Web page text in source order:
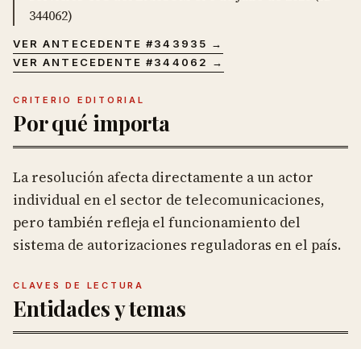
344062)
VER ANTECEDENTE #343935 →
VER ANTECEDENTE #344062 →
CRITERIO EDITORIAL
Por qué importa
La resolución afecta directamente a un actor
individual en el sector de telecomunicaciones,
pero también refleja el funcionamiento del
sistema de autorizaciones reguladoras en el país.
CLAVES DE LECTURA
Entidades y temas